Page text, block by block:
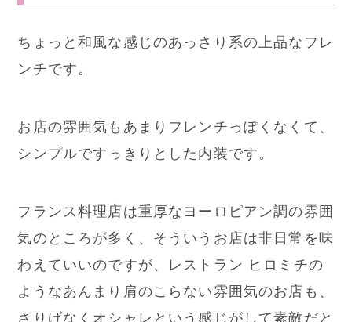
ちょっと和風な感じのあっさり系の上品なフレ
ンチです。
お店の雰囲気もあまりフレンチっぽくなくて、
シンプルですっきりとした内装です。
フランス料理店は重厚なヨーロピアン調の雰囲
気のところが多く、そういうお店は非日常を味
わえていいのですが、レストラン ヒロミチの
ようなあんまり肩のこらない雰囲気のお店も、
さりげなくオシャレという感じがして素敵だと